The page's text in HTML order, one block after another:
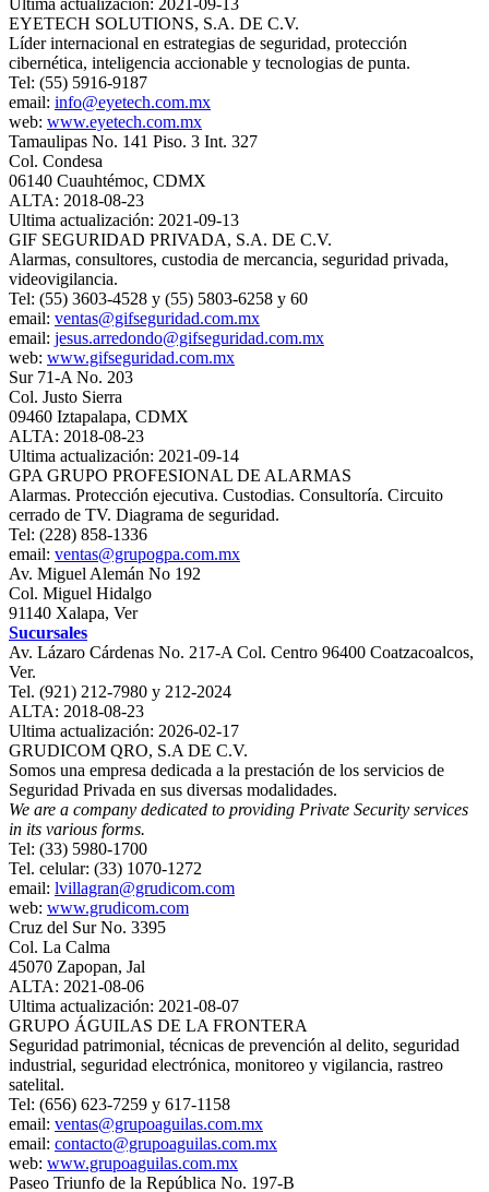
EYETECH SOLUTIONS, S.A. DE C.V.
Líder internacional en estrategias de seguridad, protección
cibernética, inteligencia accionable y tecnologias de punta.
Tel: (55) 5916-9187
email: info@eyetech.com.mx
web: www.eyetech.com.mx
Tamaulipas No. 141 Piso. 3 Int. 327
Col. Condesa
06140 Cuauhtémoc, CDMX
ALTA: 2018-08-23
Ultima actualización: 2021-09-13
GIF SEGURIDAD PRIVADA, S.A. DE C.V.
Alarmas, consultores, custodia de mercancia, seguridad privada,
videovigilancia.
Tel: (55) 3603-4528 y (55) 5803-6258 y 60
email: ventas@gifseguridad.com.mx
email: jesus.arredondo@gifseguridad.com.mx
web: www.gifseguridad.com.mx
Sur 71-A No. 203
Col. Justo Sierra
09460 Iztapalapa, CDMX
ALTA: 2018-08-23
Ultima actualización: 2021-09-14
GPA GRUPO PROFESIONAL DE ALARMAS
Alarmas. Protección ejecutiva. Custodias. Consultoría. Circuito
cerrado de TV. Diagrama de seguridad.
Tel: (228) 858-1336
email: ventas@grupogpa.com.mx
Av. Miguel Alemán No 192
Col. Miguel Hidalgo
91140 Xalapa, Ver
Sucursales
Av. Lázaro Cárdenas No. 217-A Col. Centro 96400 Coatzacoalcos,
Ver.
Tel. (921) 212-7980 y 212-2024
ALTA: 2018-08-23
Ultima actualización: 2026-02-17
GRUDICOM QRO, S.A DE C.V.
Somos una empresa dedicada a la prestación de los servicios de
Seguridad Privada en sus diversas modalidades.
We are a company dedicated to providing Private Security services
in its various forms.
Tel: (33) 5980-1700
Tel. celular: (33) 1070-1272
email: lvillagran@grudicom.com
web: www.grudicom.com
Cruz del Sur No. 3395
Col. La Calma
45070 Zapopan, Jal
ALTA: 2021-08-06
Ultima actualización: 2021-08-07
GRUPO ÁGUILAS DE LA FRONTERA
Seguridad patrimonial, técnicas de prevención al delito, seguridad
industrial, seguridad electrónica, monitoreo y vigilancia, rastreo
satelital.
Tel: (656) 623-7259 y 617-1158
email: ventas@grupoaguilas.com.mx
email: contacto@grupoaguilas.com.mx
web: www.grupoaguilas.com.mx
Paseo Triunfo de la República No. 197-B